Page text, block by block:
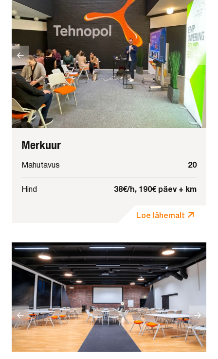
Merkuur
Mahutavus 20
Hind 38€/h, 190€ päev + km
Loe lähemalt